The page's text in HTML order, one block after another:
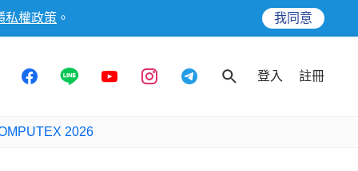
私權政策 。 我同意
登入 註冊
2026